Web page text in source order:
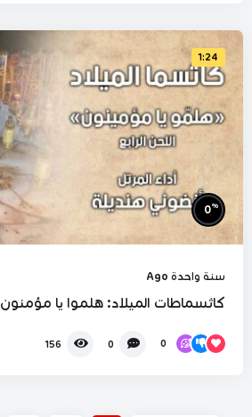
1:24
0%
سنة واحدة Ago
كاثسماطات الميلاد: هلموا يا مؤمنون
0
0
156